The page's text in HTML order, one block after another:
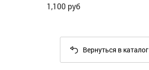
1,100 руб
Вернуться в каталог